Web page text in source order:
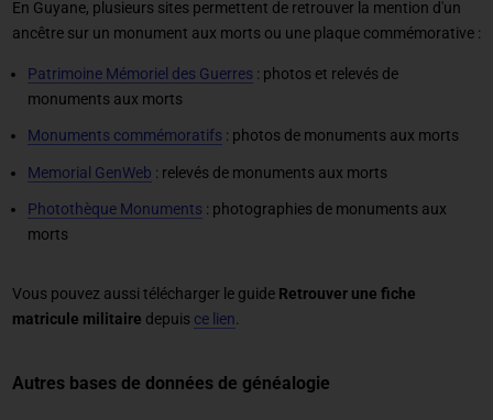
En Guyane, plusieurs sites permettent de retrouver la mention d'un
ancêtre sur un monument aux morts ou une plaque commémorative :
Patrimoine Mémoriel des Guerres : photos et relevés de
monuments aux morts
Monuments commémoratifs : photos de monuments aux morts
Memorial GenWeb : relevés de monuments aux morts
Photothèque Monuments : photographies de monuments aux
morts
Vous pouvez aussi télécharger le guide Retrouver une fiche
matricule militaire depuis ce lien.
Autres bases de données de généalogie